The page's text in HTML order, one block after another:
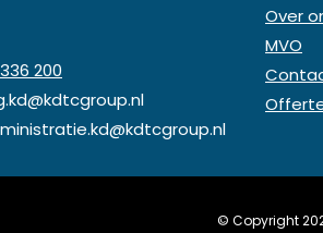
200
Over
MVO
© Copyright